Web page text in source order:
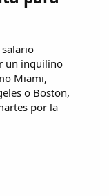
salario
un inquilino
Miami,
o Boston,
por la